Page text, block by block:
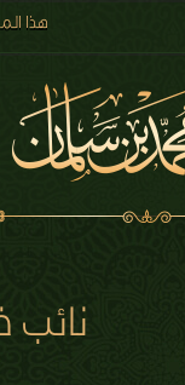
هذا
نائب